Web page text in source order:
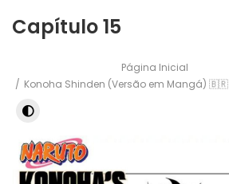
Capítulo 15
Página Inicial
Konoha Shinden (Versão em Mangá) 🇧🇷